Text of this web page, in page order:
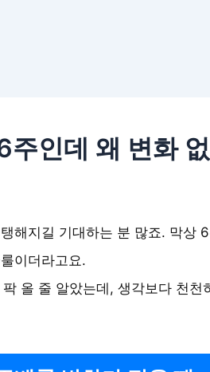
주인데 왜 변화
해지길 기대하는 분 많죠. 막상
이더라고요.
올 줄 알았는데, 생각보다 천천